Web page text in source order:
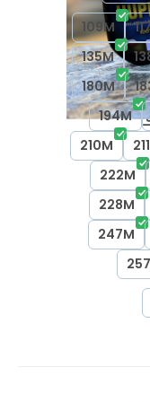
109M
135M
180M
194M
210M
222M
228M
247M